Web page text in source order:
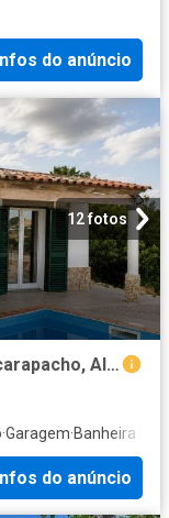
Infos do anúncio
12 fotos
Moradia T2+1 com piscina em Moncarapacho, Algarve 101m² Moncarapacho e Fuseta
·Garagem·Banheira
do anúncio